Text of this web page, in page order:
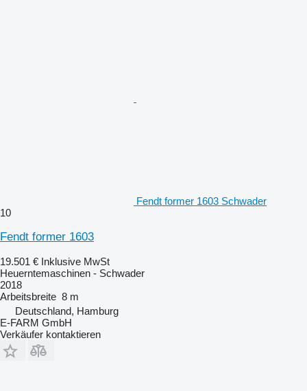
Fendt former 1603 Schwader
10
Fendt former 1603
19.501 € Inklusive MwSt
Heuerntemaschinen - Schwader
2018
Arbeitsbreite 8 m
Deutschland, Hamburg
E-FARM GmbH
Verkäufer kontaktieren